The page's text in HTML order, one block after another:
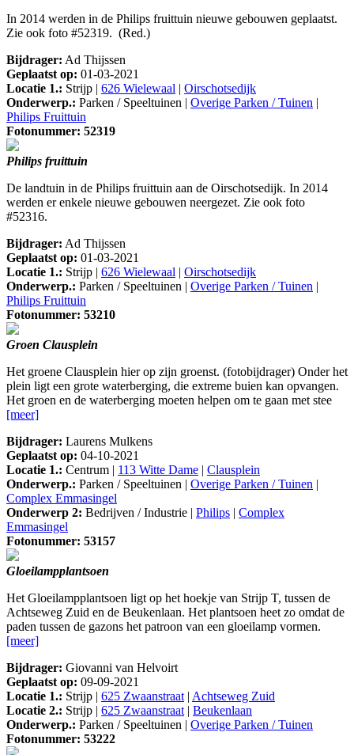
In 2014 werden in de Philips fruittuin nieuwe gebouwen geplaatst.
Zie ook foto #52319. (Red.)
Bijdrager: Ad Thijssen
Geplaatst op: 01-03-2021
Locatie 1.: Strijp | 626 Wielewaal | Oirschotsedijk
Onderwerp.: Parken / Speeltuinen | Overige Parken / Tuinen |
Philips Fruittuin
Fotonummer: 52319
Philips fruittuin
De landtuin in de Philips fruittuin aan de Oirschotsedijk. In 2014
werden er enkele nieuwe gebouwen neergezet. Zie ook foto
#52316.
Bijdrager: Ad Thijssen
Geplaatst op: 01-03-2021
Locatie 1.: Strijp | 626 Wielewaal | Oirschotsedijk
Onderwerp.: Parken / Speeltuinen | Overige Parken / Tuinen |
Philips Fruittuin
Fotonummer: 53210
Groen Clausplein
Het groene Clausplein hier op zijn groenst. (fotobijdrager) Onder het
plein ligt een grote waterberging, die extreme buien kan opvangen.
Het groen en de waterberging moeten helpen om te gaan met stee
[meer]
Bijdrager: Laurens Mulkens
Geplaatst op: 04-10-2021
Locatie 1.: Centrum | 113 Witte Dame | Clausplein
Onderwerp.: Parken / Speeltuinen | Overige Parken / Tuinen |
Complex Emmasingel
Onderwerp 2: Bedrijven / Industrie | Philips | Complex
Emmasingel
Fotonummer: 53157
Gloeilampplantsoen
Het Gloeilampplantsoen ligt op het hoekje van Strijp T, tussen de
Achtseweg Zuid en de Beukenlaan. Het plantsoen heet zo omdat de
paden tussen de gazons het patroon van een gloeilamp vormen.
[meer]
Bijdrager: Giovanni van Helvoirt
Geplaatst op: 09-09-2021
Locatie 1.: Strijp | 625 Zwaanstraat| Achtseweg Zuid
Locatie 2.: Strijp | 625 Zwaanstraat| Beukenlaan
Onderwerp.: Parken / Speeltuinen | Overige Parken / Tuinen
Fotonummer: 53222